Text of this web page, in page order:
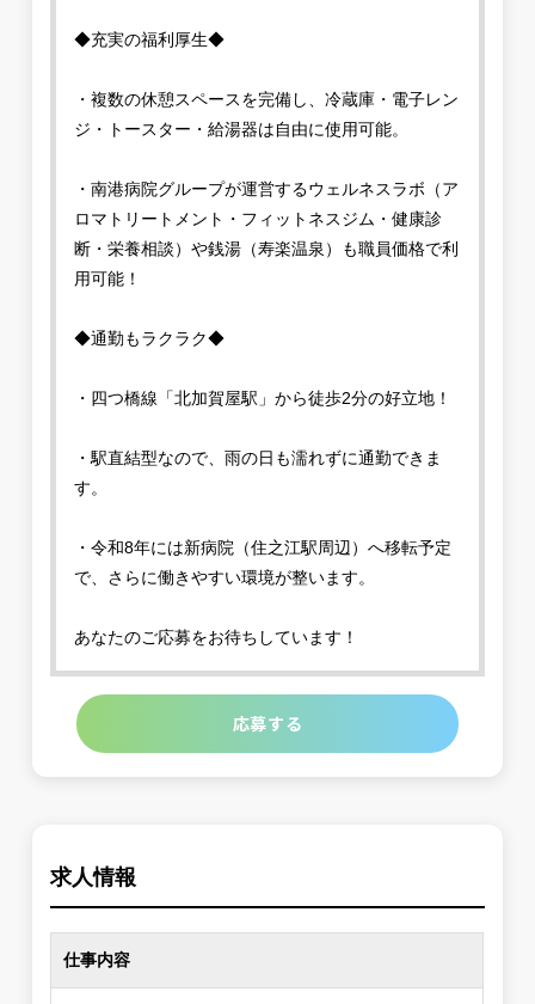
◆充実の福利厚生◆
・複数の休憩スペースを完備し、冷蔵庫・電子レン
ジ・トースター・給湯器は自由に使用可能。
・南港病院グループが運営するウェルネスラボ（ア
ロマトリートメント・フィットネスジム・健康診
断・栄養相談）や銭湯（寿楽温泉）も職員価格で利
用可能！
◆通勤もラクラク◆
・四つ橋線「北加賀屋駅」から徒歩2分の好立地！
・駅直結型なので、雨の日も濡れずに通勤できま
す。
・令和8年には新病院（住之江駅周辺）へ移転予定
で、さらに働きやすい環境が整います。
あなたのご応募をお待ちしています！
応募する
求人情報
仕事内容